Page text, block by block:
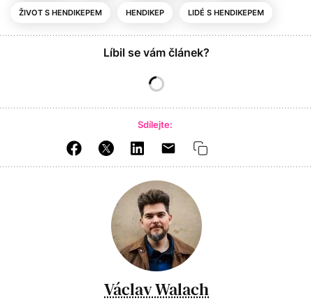
ŽIVOT S HENDIKEPEM HENDIKEP LIDÉ S HENDIKEPEM
Líbil se vám článek?
Sdílejte:
Václav Walach